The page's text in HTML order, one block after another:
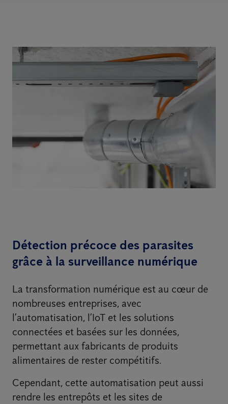
Détection précoce des parasites
grâce à la surveillance numérique
La transformation numérique est au cœur de
nombreuses entreprises, avec
l’automatisation, l’IoT et les solutions
connectées et basées sur les données,
permettant aux fabricants de produits
alimentaires de rester compétitifs.
Cependant, cette automatisation peut aussi
rendre les entrepôts et les sites de